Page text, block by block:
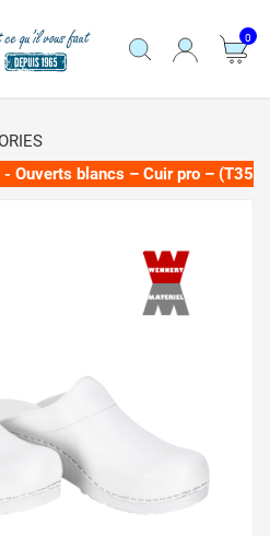
0
Ouverts blancs – Cuir pro – (T35)